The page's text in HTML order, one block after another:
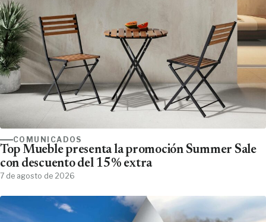
COMUNICADOS
Top Mueble presenta la promoción Summer Sale
con descuento del 15% extra
7 de agosto de 2026